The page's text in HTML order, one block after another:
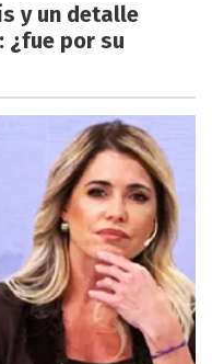
y un detalle
¿fue por su